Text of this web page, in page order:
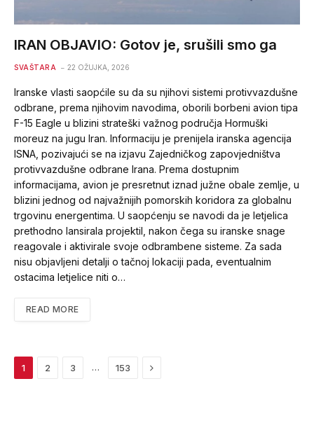
IRAN OBJAVIO: Gotov je, srušili smo ga
SVAŠTARA 22 OŽUJKA, 2026
Iranske vlasti saopćile su da su njihovi sistemi protivvazdušne
odbrane, prema njihovim navodima, oborili borbeni avion tipa
F-15 Eagle u blizini strateški važnog područja Hormuški
moreuz na jugu Iran. Informaciju je prenijela iranska agencija
ISNA, pozivajući se na izjavu Zajedničkog zapovjedništva
protivvazdušne odbrane Irana. Prema dostupnim
informacijama, avion je presretnut iznad južne obale zemlje, u
blizini jednog od najvažnijih pomorskih koridora za globalnu
trgovinu energentima. U saopćenju se navodi da je letjelica
prethodno lansirala projektil, nakon čega su iranske snage
reagovale i aktivirale svoje odbrambene sisteme. Za sada
nisu objavljeni detalji o tačnoj lokaciji pada, eventualnim
ostacima letjelice niti o…
READ MORE
1 2 3 … 153 Next